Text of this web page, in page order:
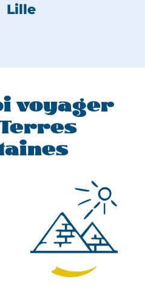
Lille
voyager